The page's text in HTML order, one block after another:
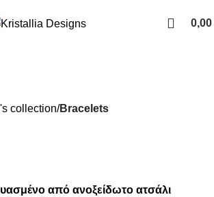
0,00
collection Bracelets
από ανοξείδωτο ατσάλι